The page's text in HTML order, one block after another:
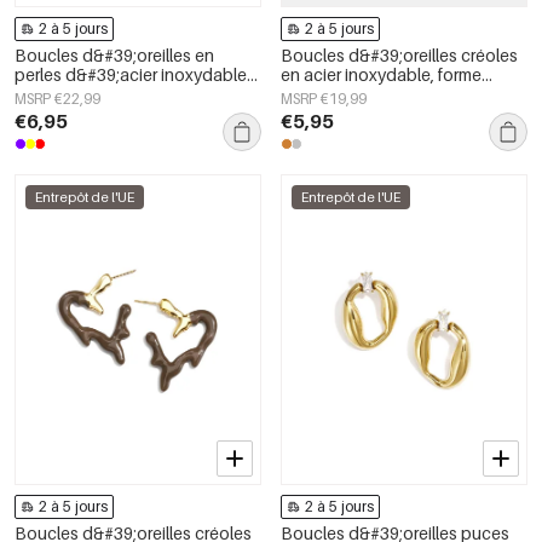
2 à 5 jours
Boucles d&#39;oreilles en
perles d&#39;acier inoxydable
en forme de cœur, collection
Daily Simple, bijoux pour
femmes
MSRP €22,99
€6,95
2 à 5 jours
Boucles d&#39;oreilles créoles
en acier inoxydable, forme
irrégulière, collection Simple
Daily Simple, bijoux pour
femmes
MSRP €19,99
€5,95
Entrepôt de l'UE
2 à 5 jours
Boucles d&#39;oreilles créoles
Entrepôt de l'UE
2 à 5 jours
Boucles d&#39;oreilles puces